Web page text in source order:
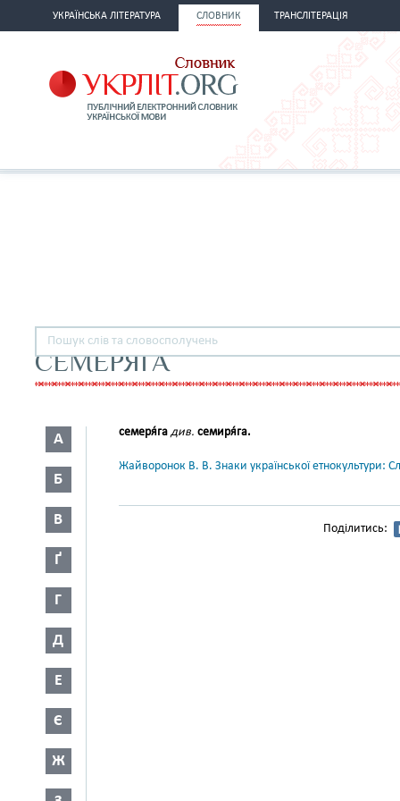
УКРАЇНСЬКА ЛІТЕРАТУРА СЛОВНИК ТРАНСЛІТЕРАЦІЯ
СЕМЕРЯГА
А
Б
В
Ґ
Г
Д
Е
Є
Ж
семеря́га див. семиря́га.
Жайворонок В. В. Знаки української етнокультури:
Поділитись: